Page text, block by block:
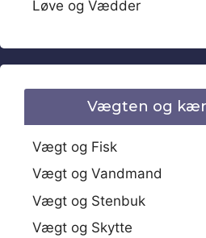
Løve og Vædder
Vægten og
Vægt og Fisk
Vægt og Vandmand
Vægt og Stenbuk
Vægt og Skytte